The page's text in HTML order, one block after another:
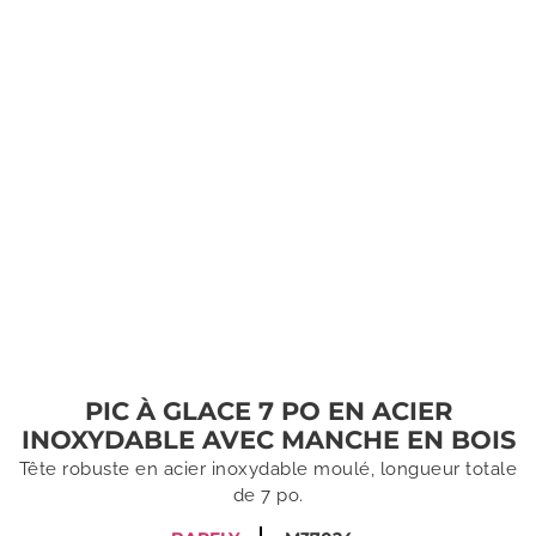
PIC À GLACE 7 PO EN ACIER
INOXYDABLE AVEC MANCHE EN BOIS
Tête robuste en acier inoxydable moulé, longueur totale
de 7 po.